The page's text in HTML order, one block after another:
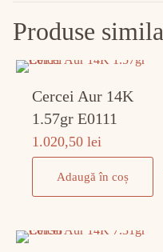
Produse
Cercei Aur 14K
1.57gr E0111
1.020,50lei
Adaugă în coș